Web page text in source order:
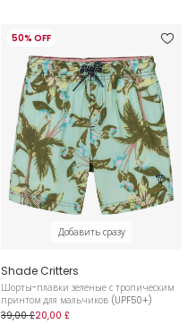
50% OFF
Добавить сразу
Shade Critters
Шорты-плавки зеленые с тропическим
принтом для мальчиков (UPF50+)
39,00 £20,00 £